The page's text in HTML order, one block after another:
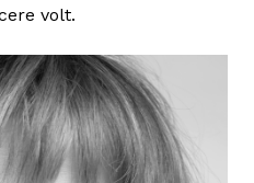
volt.